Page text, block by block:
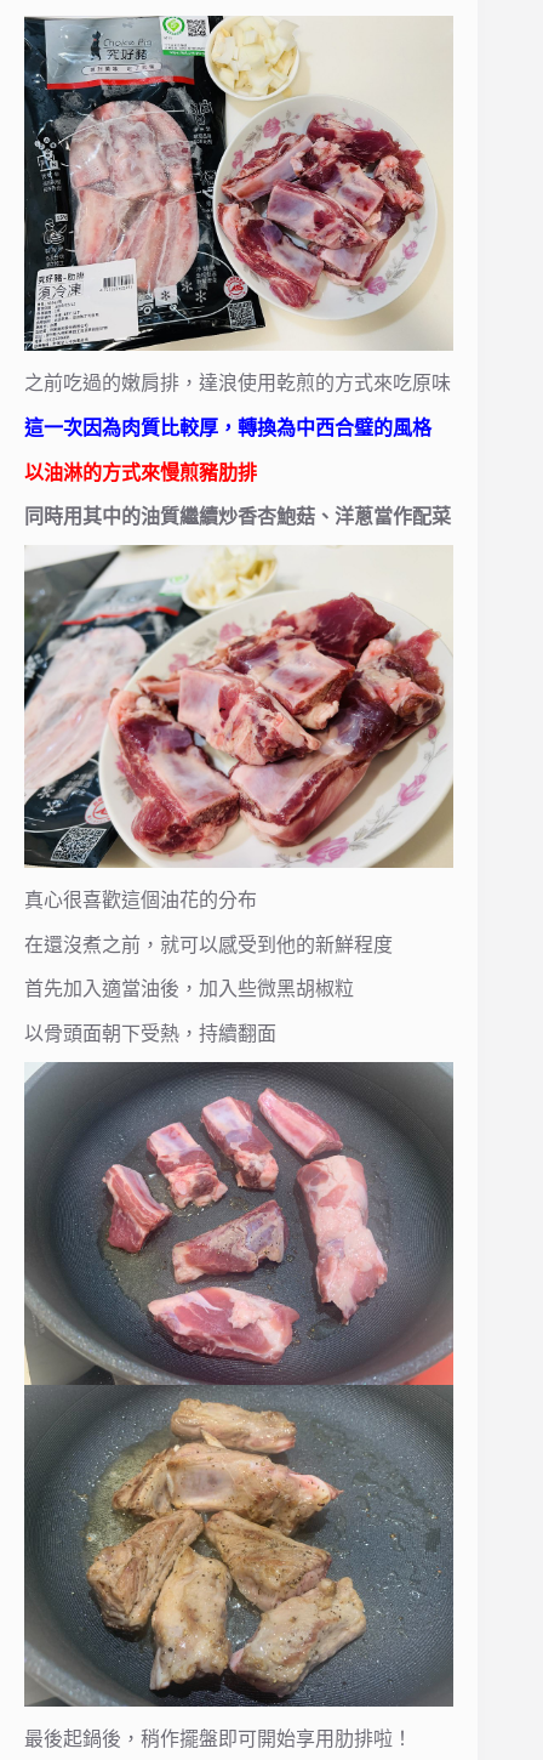
之前吃過的嫩肩排，達浪使用乾煎的方式來吃原味
這一次因為肉質比較厚，轉換為中西合璧的風格
以油淋的方式來慢煎豬肋排
同時用其中的油質繼續炒香杏鮑菇、洋蔥當作配菜
真心很喜歡這個油花的分布
在還沒煮之前，就可以感受到他的新鮮程度
首先加入適當油後，加入些微黑胡椒粒
以骨頭面朝下受熱，持續翻面
最後起鍋後，稍作擺盤即可開始享用肋排啦！